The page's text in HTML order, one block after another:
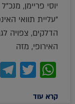
יוסי פריימן,
"עליית תוואי
הדלקים, צפויה
האירופי, מזה
קרא עוד